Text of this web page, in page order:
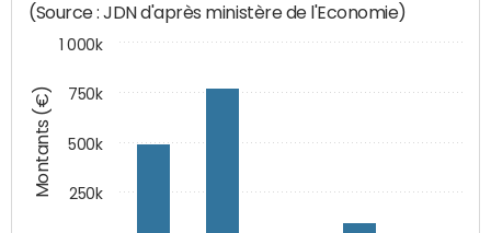
Montants (€)
(Source : JDN d'après ministère de l'Economie)
1 000k
250k
500k
750k